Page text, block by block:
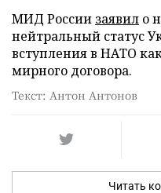
МИД России заявил о
нейтральный статус
вступления в НАТО
мирного договора.
Текст: Антон Антонов
Читать